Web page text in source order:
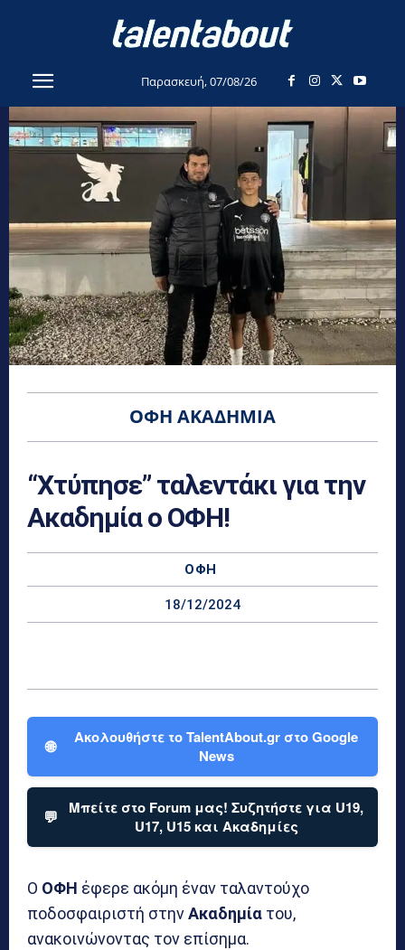
Παρασκευή, 07/08/26
ΟΦΗ ΑΚΑΔΗΜΊΑ
“Χτύπησε” ταλεντάκι για την
Ακαδημία ο ΟΦΗ!
ΟΦΗ
18/12/2024
🌐
Ακολουθήστε το TalentAbout.gr στο Google
News
💬
Μπείτε στο Forum μας! Συζητήστε για U19,
U17, U15 και Ακαδημίες
Ο ΟΦΗ έφερε ακόμη έναν ταλαντούχο
ποδοσφαιριστή στηνΑκαδημία του,
ανακοινώνοντας τον επίσημα.